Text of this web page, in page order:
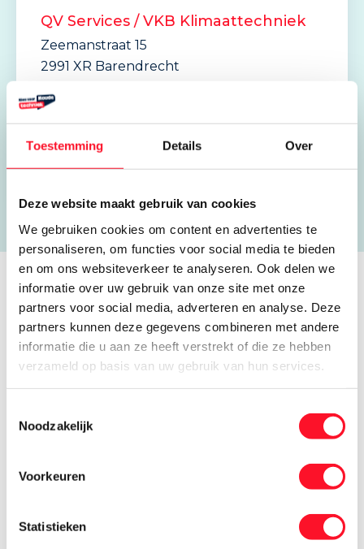
Toestemming Details Over
Deze website maakt gebruik van cookies
We gebruiken cookies om content en advertenties te
personaliseren, om functies voor social media te bieden
en om ons websiteverkeer te analyseren. Ook delen we
informatie over uw gebruik van onze site met onze
partners voor social media, adverteren en analyse. Deze
partners kunnen deze gegevens combineren met andere
informatie die u aan ze heeft verstrekt of die ze hebben
verzameld op basis van uw gebruik van hun services.
Noodzakelijk
Voorkeuren
Statistieken
QV Services / VKB Klimaattechniek
Zeemanstraat 15
2991 XR Barendrecht
Edwin.vanTurenhout@qvservices.nl
Open website
Verhalen van koele kikkers